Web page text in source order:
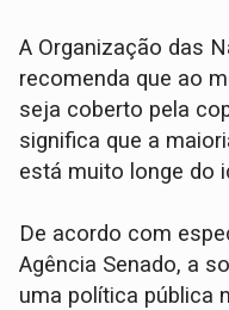
A Organização das
recomenda que ao
seja coberto pela
significa que a
está muito longe do
De acordo com
Agência Senado, a
uma política pública